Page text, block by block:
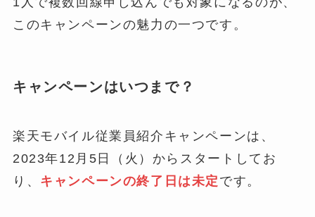
このキャンペーンの魅力の一つです。
キャンペーンはいつまで？
楽天モバイル従業員紹介キャンペーンは、
2023年12月5日（火）からスタートしてお
り、 キャンペーンの終了日は未定 です。